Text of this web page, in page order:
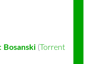
Bosanski (Torrent